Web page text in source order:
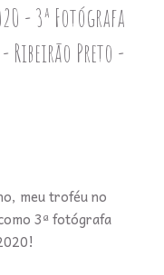
- 3ª Fotógrafa
Ribeirão Preto -
meu troféu no
3ª fotógrafa